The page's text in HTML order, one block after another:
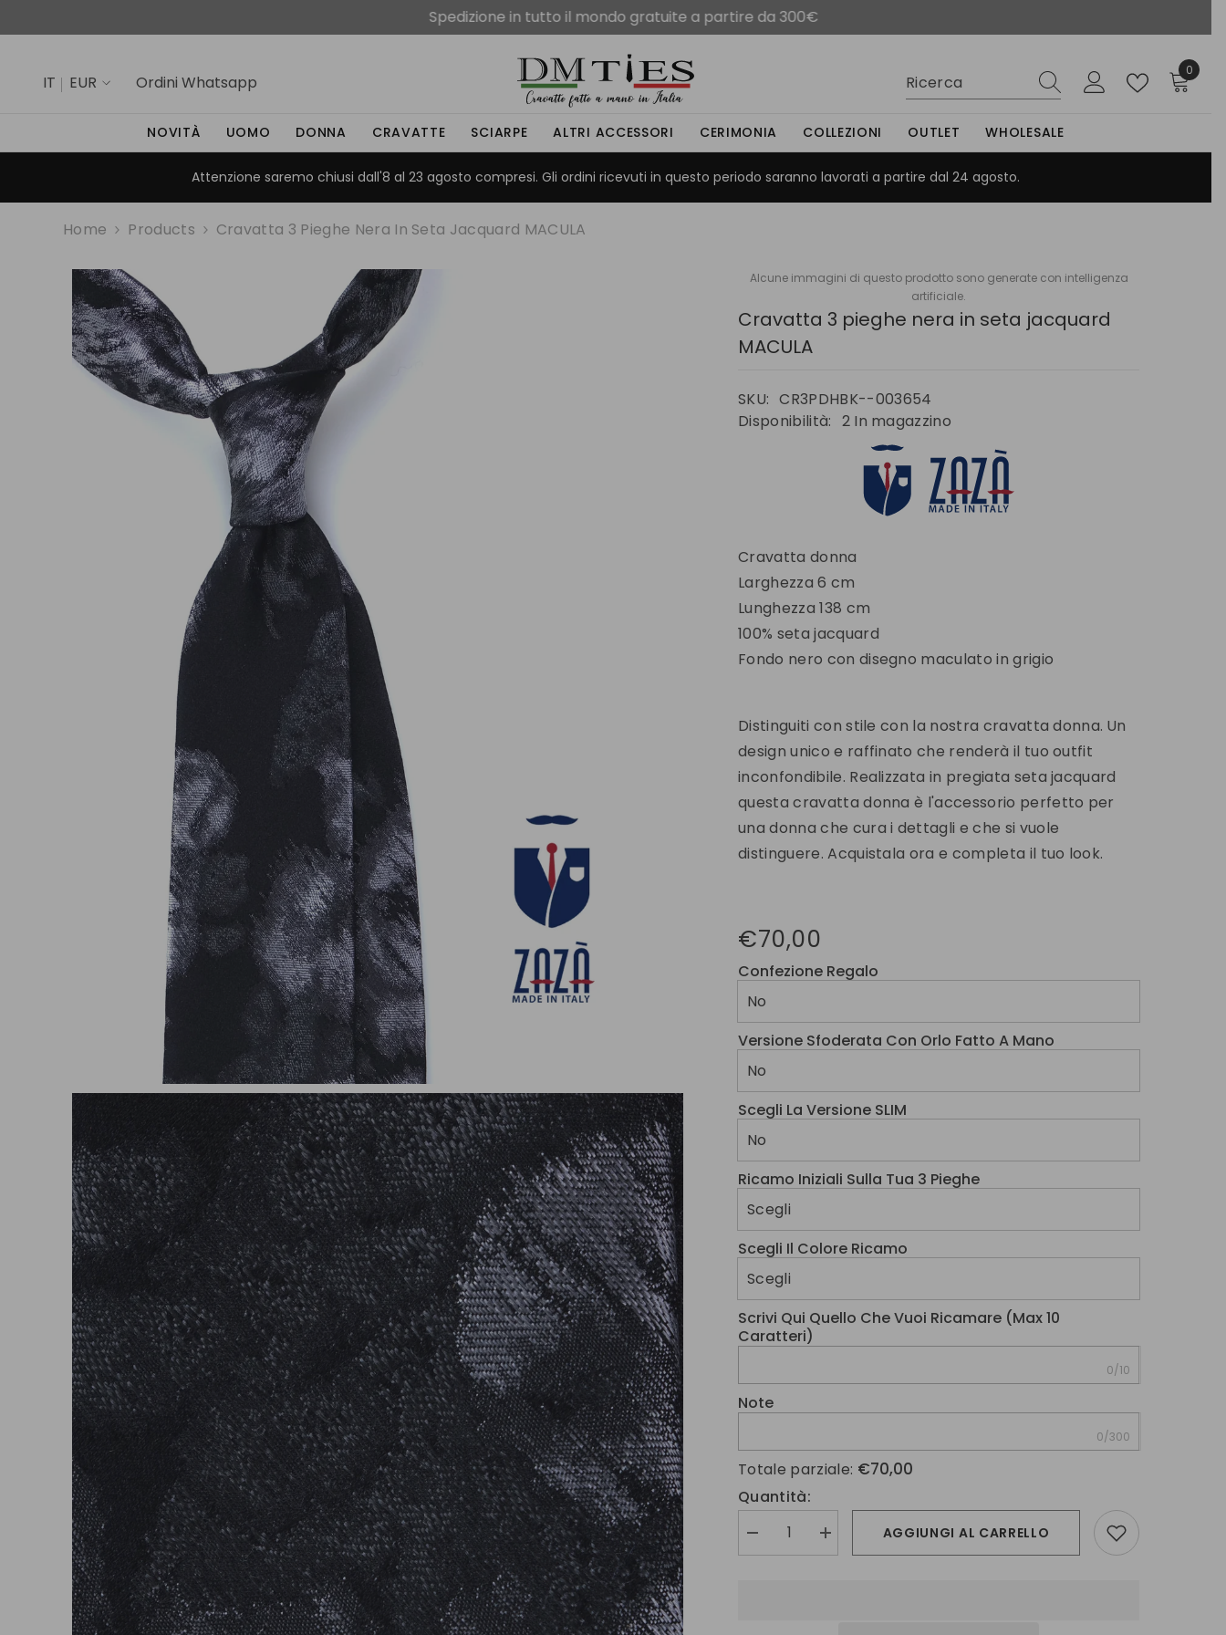
Spedizione in tutto il mondo gratuite a partire da 300€
IT
EUR Ordini Whatsapp
0
0
NOVITÀ UOMO DONNA CRAVATTE SCIARPE ALTRI ACCESSORI CERIMONIA COLLEZIONI OUTLET WHOLESALE
Attenzione saremo chiusi dall'8 al 23 agosto compresi. Gli ordini ricevuti in questo periodo saranno lavorati a partire dal 24 agosto.
Home Products Cravatta 3 Pieghe Nera In Seta Jacquard MACULA
Alcune immagini di questo prodotto sono generate con intelligenza
artificiale.
Cravatta 3 pieghe nera in seta jacquard
MACULA
SKU: CR3PDHBK--003654
Disponibilità: 2 In magazzino
Cravatta donna
Larghezza 6 cm
Lunghezza 138 cm
100% seta jacquard
Fondo nero con disegno maculato in grigio
Distinguiti con stile con la nostra cravatta donna. Un
design unico e raffinato che renderà il tuo outfit
inconfondibile. Realizzata in pregiata seta jacquard
questa cravatta donna è l'accessorio perfetto per
una donna che cura i dettagli e che si vuole
distinguere. Acquistala ora e completa il tuo look.
€70,00
Confezione Regalo
Versione Sfoderata Con Orlo Fatto A Mano
Scegli La Versione SLIM
Ricamo Iniziali Sulla Tua 3 Pieghe
Scegli Il Colore Ricamo
Scrivi Qui Quello Che Vuoi Ricamare (max 10
Caratteri)
0/10
Note
0/300
Totale parziale: €70,00
Quantità:
Diminuire
la
Aumenta
la
AGGIUNGI AL CARRELLO